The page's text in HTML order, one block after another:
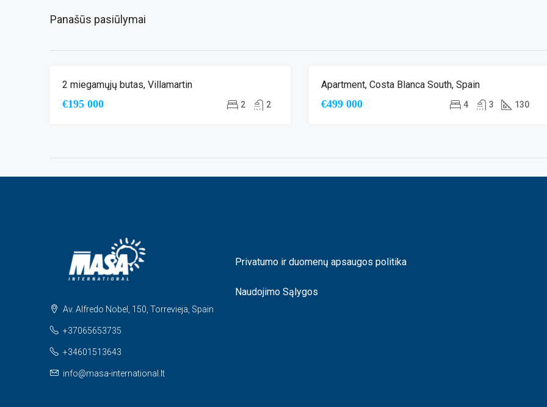
Panašūs pasiūlymai
ANTRINĖ RINKA
2 miegamųjų butas, Villamartin
€195 000 2 2
Apartment, Costa Blanca South, Spain
€499 000 4 3 130
Av. Alfredo Nobel, 150, Torrevieja, Spain
+37065653735
+34601513643
info@masa-international.lt
Privatumo ir duomenų apsaugos politika
Naudojimo Sąlygos